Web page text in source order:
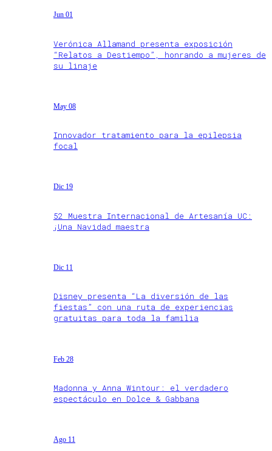
Jun 01
Verónica Allamand presenta exposición
“Relatos a Destiempo”, honrando a mujeres de
su linaje
May 08
Innovador tratamiento para la epilepsia
focal
Dic 19
52 Muestra Internacional de Artesanía UC:
¡Una Navidad maestra
Dic 11
Disney presenta “La diversión de las
fiestas” con una ruta de experiencias
gratuitas para toda la familia
Feb 28
Madonna y Anna Wintour: el verdadero
espectáculo en Dolce & Gabbana
Ago 11